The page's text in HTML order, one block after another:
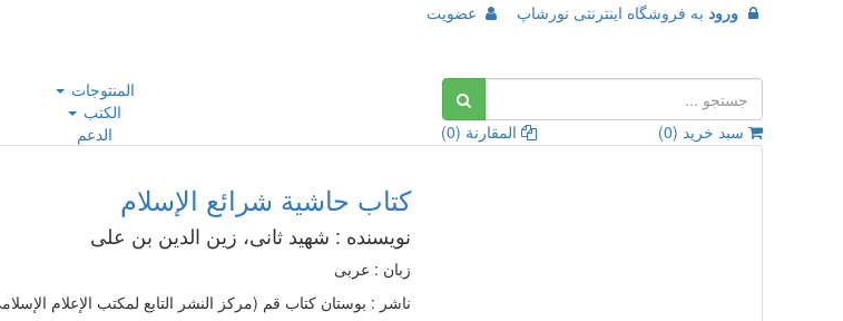
ورود به فروشگاه اینترنتی نورشاپ عضویت
سبد خرید (0
) المقارنة (0
)
المنتوجات
الكتب
الدعم
کتاب حاشیة شرائع الإسلام
نویسنده : شهید ثانی، زین‌ الدین بن علی
زبان : عربی
ناشر : ب‍وس‍ت‍ان‌ ک‍ت‍اب‌ ق‍م‌ (مرکز النشر التابع لم‍ک‍ت‍ب‌ الإع‍لام‌